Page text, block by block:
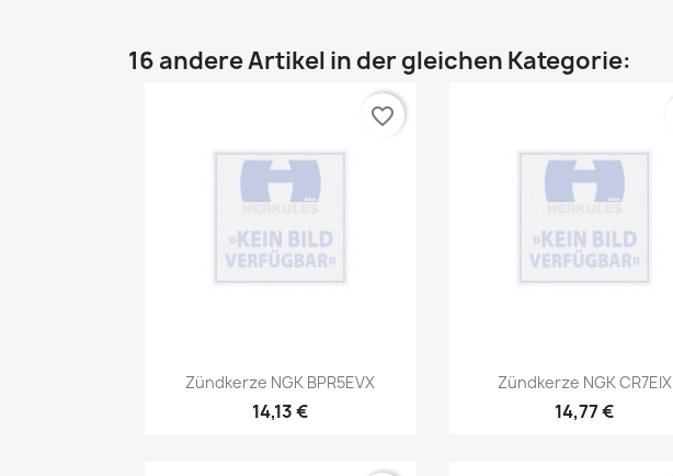
16 andere Artikel in der gleichen Kategorie:
Vorschau
Zündkerze NGK BPR5EVX
14,13 €
favorite_border
Vorschau
Zündkerze NGK CR7EIX
14,77 €